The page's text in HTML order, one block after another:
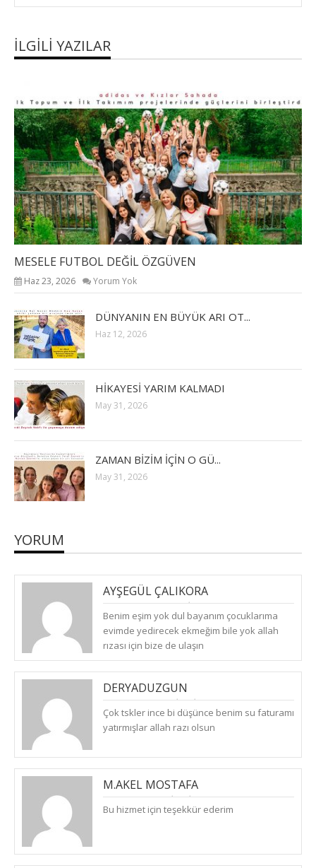
İLGILI YAZILAR
MESELE FUTBOL DEĞİL ÖZGÜVEN
Haz 23, 2026 Yorum Yok
DÜNYANIN EN BÜYÜK ARI OT...
Haz 12, 2026
HİKAYESİ YARIM KALMADI
May 31, 2026
ZAMAN BİZİM İÇİN O GÜ...
May 31, 2026
YORUM
AYŞEGÜL ÇALIKORA
(PERŞEMBE, NISAN 23, 2020)
CEVAPLA
Benim eşim yok dul bayanım çocuklarıma
evimde yedirecek ekmeğim bile yok allah
rızası için bize de ulaşın
DERYADUZGUN
(CUMARTESI, NISAN 25, 2020)
CEVAPLA
Çok tskler ince bi düşünce benim su faturamı
yatırmışlar allah razı olsun
M.AKEL MOSTAFA
(PAZARTESI, NISAN 27, 2020)
Bu hizmet için teşekkür ederim